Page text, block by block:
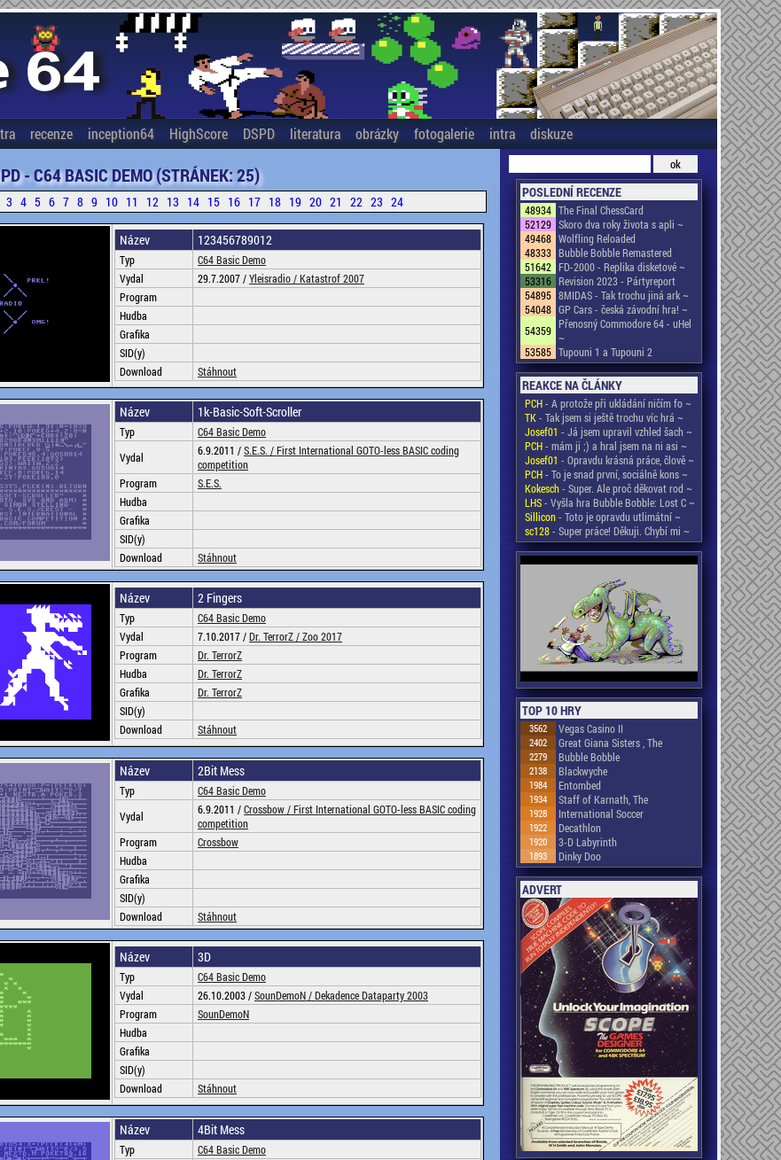
recenze inception64 HighScore DSPD literatura obrázky fotogalerie intra diskuze
- C64 BASIC DEMO (STRÁNEK: 25)
3 4 5 6 7 8 9 10 11 12 13 14 15 16 17 18 19 20 21 22 23 24
Název 123456789012
Typ
C64 Basic Demo
Vydal
29.7.2007 /Yleisradio /Katastrof 2007
Program
Hudba
Grafika
SID(y)
Download
Stáhnout
Název 1k-Basic-Soft-Scroller
Typ
C64 Basic Demo
Vydal
6.9.2011 /S.E.S. /First International GOTO-less BASIC coding
competition
Program
S.E.S.
Hudba
Grafika
SID(y)
Download
Stáhnout
Název 2 Fingers
Typ
C64 Basic Demo
Vydal
7.10.2017 /Dr. TerrorZ /Zoo 2017
Program
Dr. TerrorZ
Hudba
Dr. TerrorZ
Grafika
Dr. TerrorZ
SID(y)
Download
Stáhnout
Název 2Bit Mess
Typ
C64 Basic Demo
Vydal
6.9.2011 /Crossbow /First International GOTO-less BASIC coding
competition
Program
Crossbow
Hudba
Grafika
SID(y)
Download
Stáhnout
Název 3D
Typ
C64 Basic Demo
Vydal
26.10.2003 /SounDemoN /Dekadence Dataparty 2003
Program
SounDemoN
Hudba
Grafika
SID(y)
Download
Stáhnout
Název 4Bit Mess
Typ
C64 Basic Demo
POSLEDNÍ RECENZE
48934 The Final ChessCard
52129 Skoro dva roky života s apli ~
49468 Wolfling Reloaded
48333 Bubble Bobble Remastered
51642 FD-2000 - Replika disketové ~
53316 Revision 2023 - Pártyreport
54895 8MIDAS - Tak trochu jiná ark ~
54048 GP Cars - česká závodní hra! ~
54359 Přenosný Commodore 64 - uHel
~
53585 Tupouni 1 a Tupouni 2
REAKCE NA ČLÁNKY
PCH- A protože při ukládání ničím fo ~
TK- Tak jsem si ještě trochu víc hrá ~
Josef01 - Já jsem upravil vzhled šach ~
PCH- mám ji ;) a hral jsem na ni asi ~
Josef01 - Opravdu krásná práce, člově ~
PCH- To je snad první, sociálně kons ~
Kokesch- Super. Ale proč děkovat rod ~
LHS- Vyšla hra Bubble Bobble: Lost C ~
Sillicon- Toto je opravdu utlimátní ~
sc128- Super práce! Děkuji. Chybí mi ~
TOP 10 HRY
3562 Vegas Casino II
2402 Great Giana Sisters , The
2279 Bubble Bobble
2138 Blackwyche
1984 Entombed
1934 Staff of Karnath, The
1928 International Soccer
1922 Decathlon
1920 3-D Labyrinth
1893 Dinky Doo
ADVERT